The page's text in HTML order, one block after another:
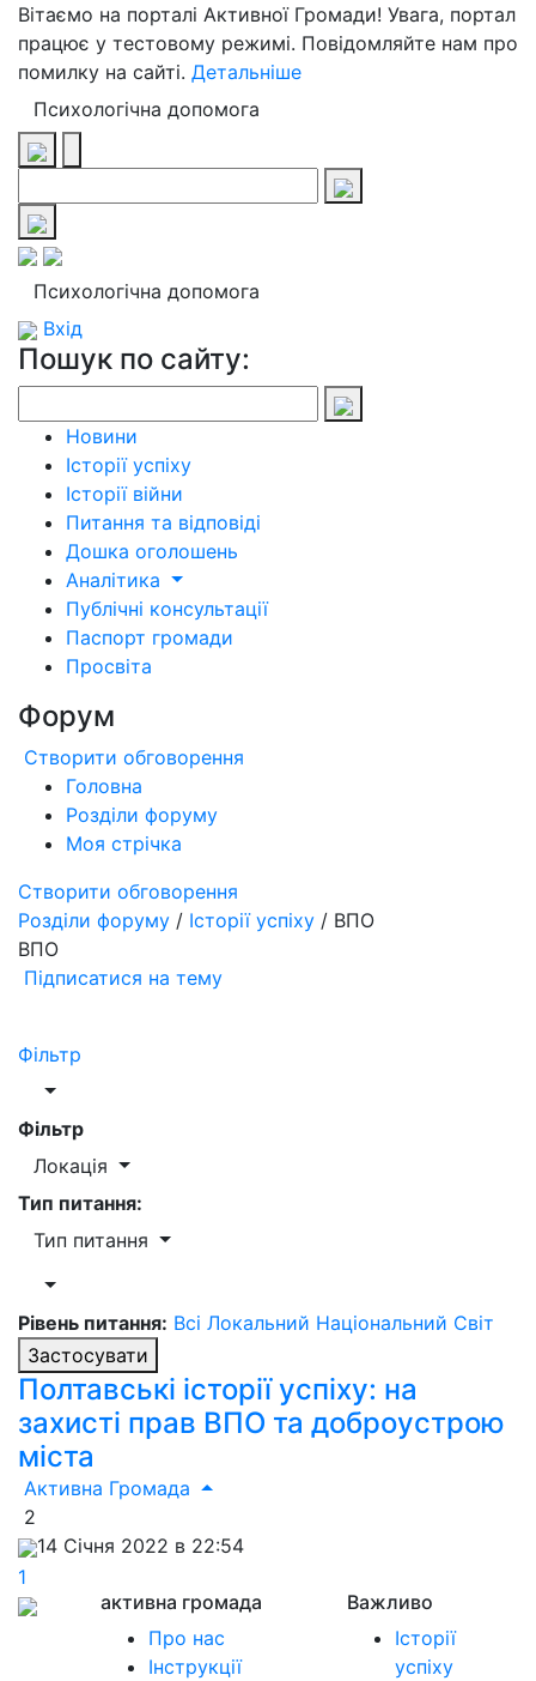
Вітаємо на порталі Активної Громади! Увага, портал
працює у тестовому режимі. Повідомляйте нам про
помилку на сайті. Детальніше
Психологічна допомога
Психологічна допомога
Вхід
Пошук по сайту:
Новини
Історії успіху
Історії війни
Питання та відповіді
Дошка оголошень
Аналітика
Публічні консультації
Паспорт громади
Просвіта
Форум
Створити обговорення
Головна
Розділи форуму
Моя стрічка
Створити обговорення
Розділи форуму / Історії успіху / ВПО
ВПО
Підписатися на тему
Фільтр
Фільтр
Локація
Тип питання:
Тип питання
Рівень питання: Всі Локальний Національний Світ
Застосувати
Полтавські історії успіху: на
захисті прав ВПО та доброустрою
міста
Активна Громада
2
14 Січня 2022 в 22:54
1
активна громада
Про нас
Інструкції
Важливо
Історії
успіху